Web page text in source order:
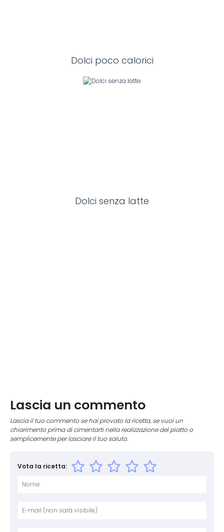
Dolci poco calorici
Dolci senza latte
Lascia un commento
Lascia il tuo commento se hai provato la ricetta, se vuoi un
chiarimento prima di cimentarti nella realizzazione del piatto o
semplicemente per lasciare il tuo saluto.
Vota la ricetta: